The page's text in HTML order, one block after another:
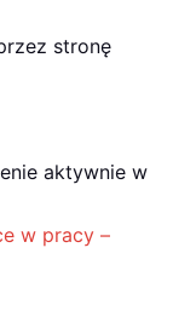
stronę
aktywnie w
w pracy –